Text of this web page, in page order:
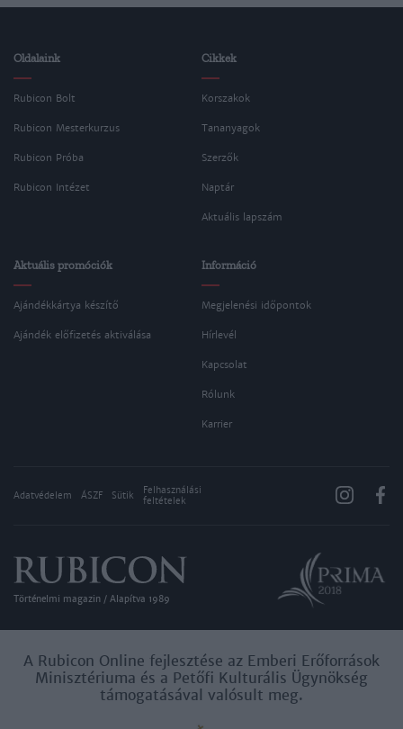
Oldalaink
Rubicon Bolt
Rubicon Mesterkurzus
Rubicon Próba
Rubicon Intézet
Cikkek
Korszakok
Tananyagok
Szerzők
Naptár
Aktuális lapszám
Aktuális promóciók
Ajándékkártya készítő
Ajándék előfizetés aktiválása
Információ
Megjelenési időpontok
Hírlevél
Kapcsolat
Rólunk
Karrier
Adatvédelem ÁSZF Sütik
Felhasználási
feltételek
Történelmi magazin / Alapítva 1989
A Rubicon Online fejlesztése az Emberi Erőforrások
Minisztériuma és a Petőfi Kulturális Ügynökség
támogatásával valósult meg.